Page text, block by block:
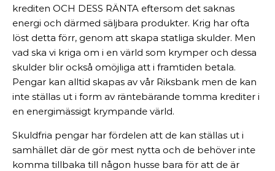
krediten OCH DESS RÄNTA eftersom det saknas
energi och därmed säljbara produkter. Krig har ofta
löst detta förr, genom att skapa statliga skulder. Men
vad ska vi kriga om i en värld som krymper och dessa
skulder blir också omöjliga att i framtiden betala.
Pengar kan alltid skapas av vår Riksbank men de kan
inte ställas ut i form av räntebärande tomma krediter i
en energimässigt krympande värld.
Skuldfria pengar har fördelen att de kan ställas ut i
samhället där de gör mest nytta och de behöver inte
komma tillbaka till någon husse bara för att de är